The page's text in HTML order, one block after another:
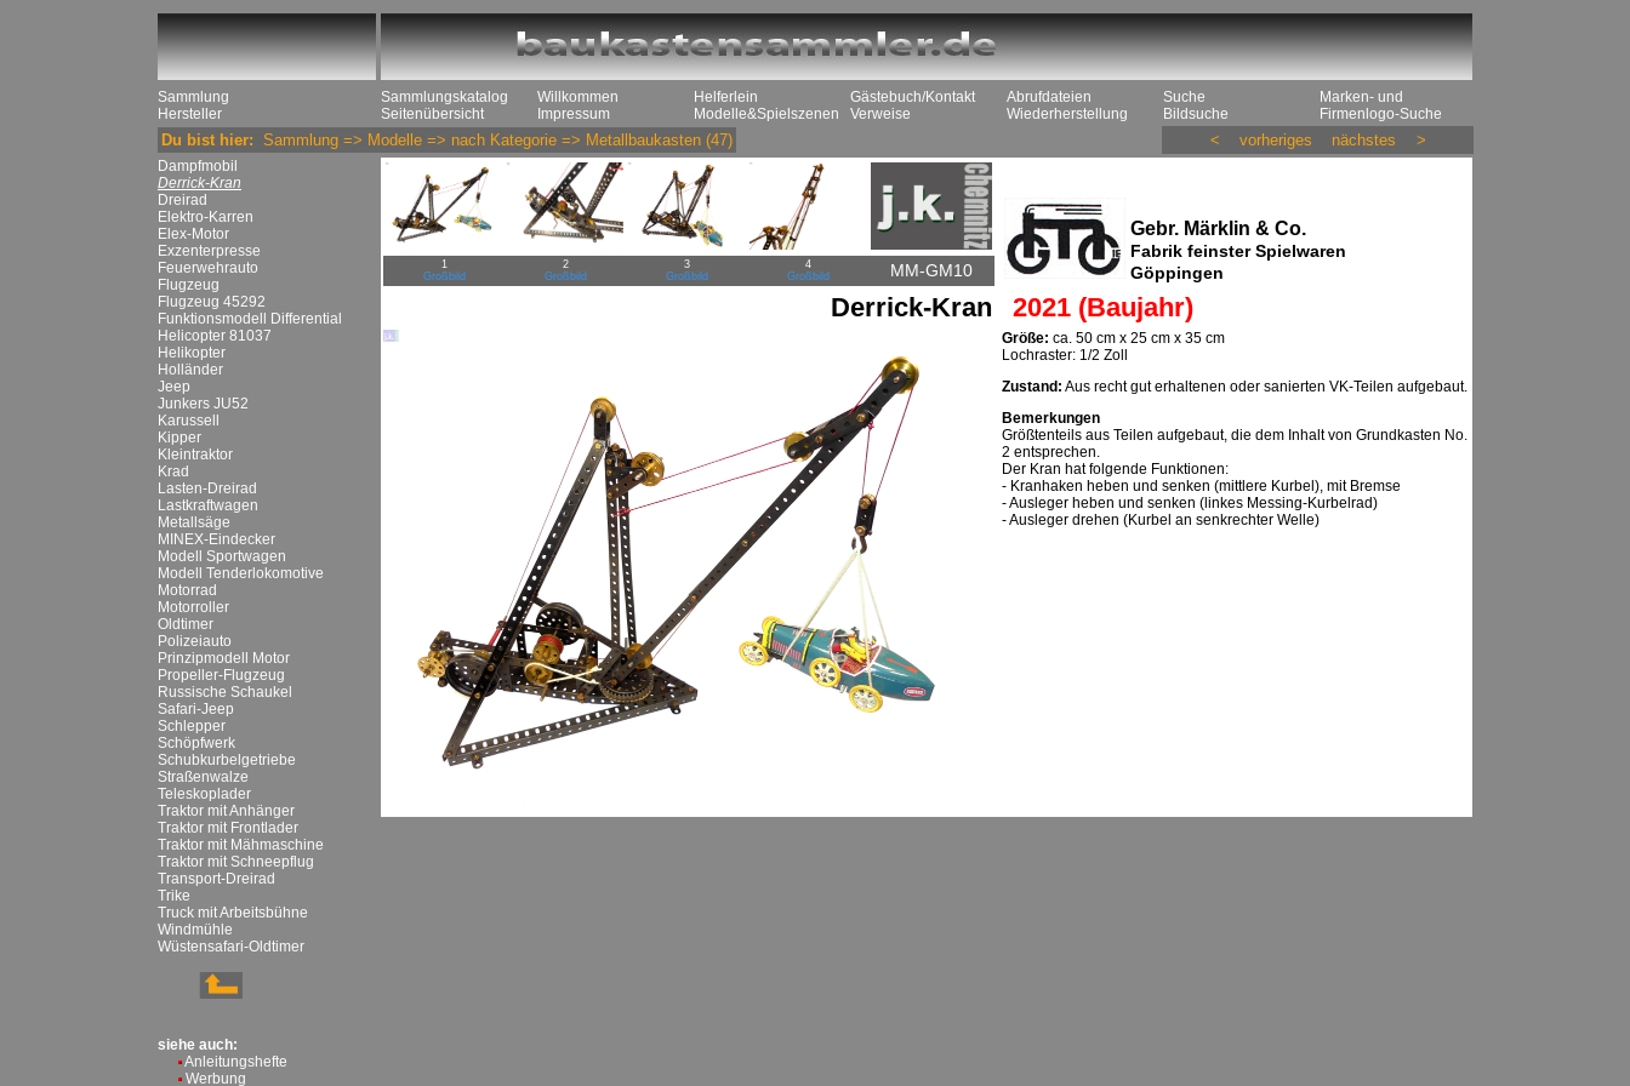
Sammlung
Hersteller
Sammlungskatalog
Seitenübersicht
Willkommen
Impressum
Helferlein
Modelle&Spielszenen
Gästebuch/Kontakt
Verweise
Abrufdateien
Wiederherstellung
Suche
Bildsuche
Marken- und
Firmenlogo-Suche
Du bist hier: Sammlung => Modelle => nach Kategorie => Metallbaukasten (47) < vorheriges nächstes >
Dampfmobil
Derrick-Kran
Dreirad
Elektro-Karren
Elex-Motor
Exzenterpresse
Feuerwehrauto
Flugzeug
Flugzeug 45292
Funktionsmodell Differential
Helicopter 81037
Helikopter
Holländer
Jeep
Junkers JU52
Karussell
Kipper
Kleintraktor
Krad
Lasten-Dreirad
Lastkraftwagen
Metallsäge
MINEX-Eindecker
Modell Sportwagen
Modell Tenderlokomotive
Motorrad
Motorroller
Oldtimer
Polizeiauto
Prinzipmodell Motor
Propeller-Flugzeug
Russische Schaukel
Safari-Jeep
Schlepper
Schöpfwerk
Schubkurbelgetriebe
Straßenwalze
Teleskoplader
Traktor mit Anhänger
Traktor mit Frontlader
Traktor mit Mähmaschine
Traktor mit Schneepflug
Transport-Dreirad
Trike
Truck mit Arbeitsbühne
Windmühle
Wüstensafari-Oldtimer
siehe auch:
Anleitungshefte
Werbung
1
Großbild
2
Großbild
3
Großbild
4
Großbild
MM-GM10
Gebr. Märklin & Co.
Fabrik feinster Spielwaren
Göppingen
Derrick-Kran 2021 (Baujahr)
Größe: ca. 50 cm x 25 cm x 35 cm
Lochraster: 1/2 Zoll
Zustand: Aus recht gut erhaltenen oder sanierten VK-Teilen aufgebaut.
Bemerkungen
Größtenteils aus Teilen aufgebaut, die dem Inhalt von Grundkasten No.
2 entsprechen.
Der Kran hat folgende Funktionen:
- Kranhaken heben und senken (mittlere Kurbel), mit Bremse
- Ausleger heben und senken (linkes Messing-Kurbelrad)
- Ausleger drehen (Kurbel an senkrechter Welle)